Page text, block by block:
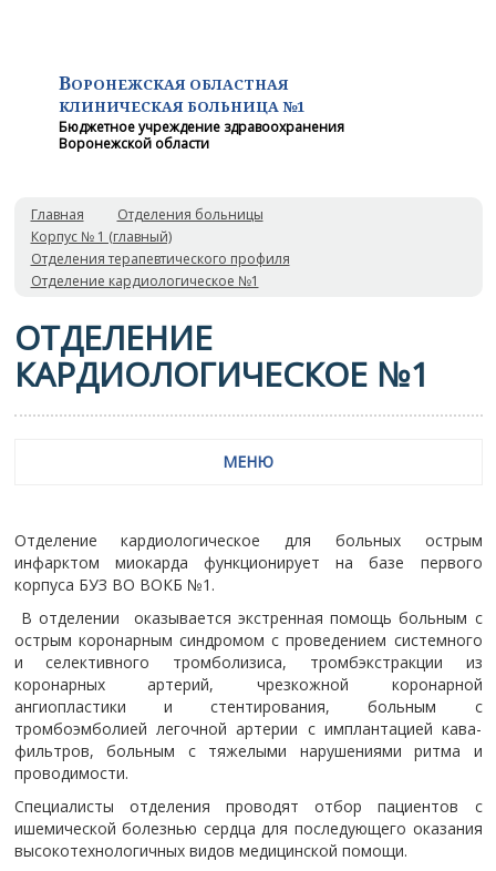
ВОРОНЕЖСКАЯ ОБЛАСТНАЯ
КЛИНИЧЕСКАЯ БОЛЬНИЦА №1
Бюджетное учреждение здравоохранения
Воронежской области
Главная
Отделения больницы
Корпус № 1 (главный)
Отделения терапевтического профиля
Отделение кардиологическое №1
ОТДЕЛЕНИЕ
КАРДИОЛОГИЧЕСКОЕ №1
МЕНЮ
Отделение кардиологическое для больных острым
инфарктом миокарда функционирует на базе первого
корпуса БУЗ ВО ВОКБ №1.
В отделении оказывается экстренная помощь больным с
острым коронарным синдромом с проведением системного
и селективного тромболизиса, тромбэкстракции из
коронарных артерий, чрезкожной коронарной
ангиопластики и стентирования, больным с
тромбоэмболией легочной артерии с имплантацией кава-
фильтров, больным с тяжелыми нарушениями ритма и
проводимости.
Специалисты отделения проводят отбор пациентов с
ишемической болезнью сердца для последующего оказания
высокотехнологичных видов медицинской помощи.